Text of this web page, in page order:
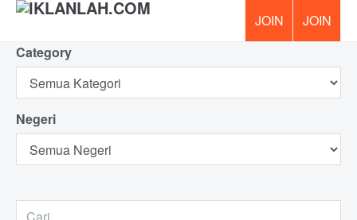
Category
Negeri